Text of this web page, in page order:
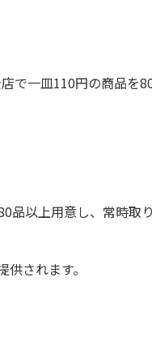
で一皿110円の商品を
品以上用意し、常時取
されます。